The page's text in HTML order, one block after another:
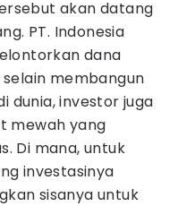
akan datang
PT. Indonesia
dana
selain membangun
dunia, investor juga
mewah yang
Di mana, untuk
investasinya
sisanya untuk